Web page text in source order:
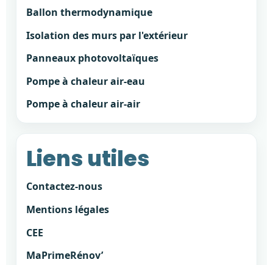
Ballon thermodynamique
Isolation des murs par l'extérieur
Panneaux photovoltaïques
Pompe à chaleur air-eau
Pompe à chaleur air-air
Liens utiles
Contactez-nous
Mentions légales
CEE
MaPrimeRénov’